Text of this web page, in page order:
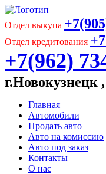
Отдел выкупа
Отдел кредитования
+7(962)
г.Новокузнецк
Главная
Автомобили
Продать авто
Авто на комиссию
Авто под заказ
Контакты
О нас